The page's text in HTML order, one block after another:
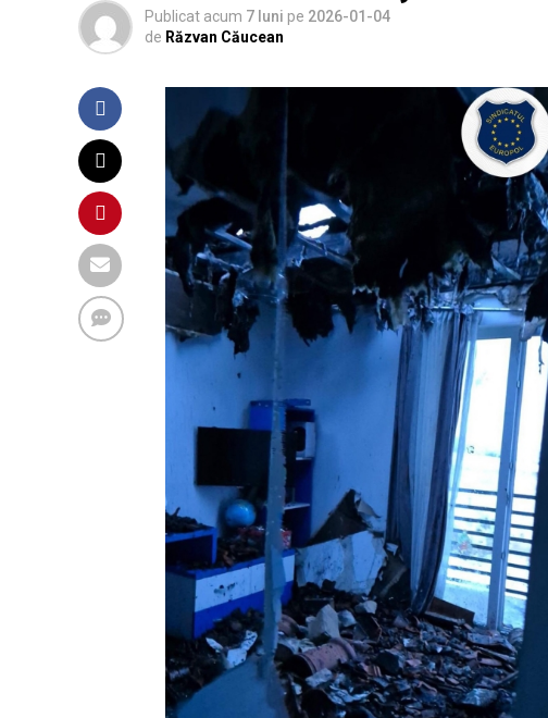
Publicat acum 7 luni pe 2026-01-04
de Răzvan Căucean